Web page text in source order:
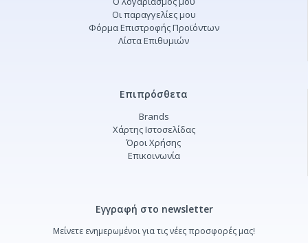
Οι παραγγελίες μου
Φόρμα Επιστροφής Προϊόντων
Λίστα Επιθυμιών
Επιπρόσθετα
Brands
Χάρτης Ιστοσελίδας
Όροι Χρήσης
Επικοινωνία
Εγγραφή στο newsletter
Μείνετε ενημερωμένοι για τις νέες προσφορές μας!